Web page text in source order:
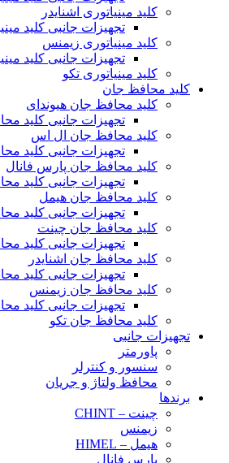
کلید مینیاتوری اشنایدر
تجهیزات جانبی کلید
کلید مینیاتوری زیمنس
تجهیزات جانبی کلید
کلید مینیاتوری تکو
کلید محافظ جان
کلید محافظ جان هیوندای
تجهیزات جانبی کلید
کلید محافظ جان ال اس
تجهیزات جانبی کلید
کلید محافظ جان پارس فانال
تجهیزات جانبی کلید
کلید محافظ جان هیمل
تجهیزات جانبی کلید
کلید محافظ جان چینت
تجهیزات جانبی کلید
کلید محافظ جان اشنایدر
تجهیزات جانبی کلید
کلید محافظ جان زیمنس
تجهیزات جانبی کلید
کلید محافظ جان تکو
تجهیزات جانبی
پاورمتر
سنسور و کنترلر
محافظ ولتاژ و‌ جریان
برندها
چینت – CHINT
زیمنس
هیمل – HIMEL
پارس فانال